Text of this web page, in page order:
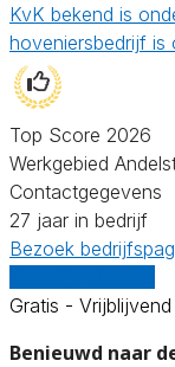
KvK bekend is
hoveniersbedrijf
Top Score 2026
Werkgebied
Contactgegevens
27 jaar in bedrijf
Bezoek
Gratis - Vrijblijvend
Benieuwd naar